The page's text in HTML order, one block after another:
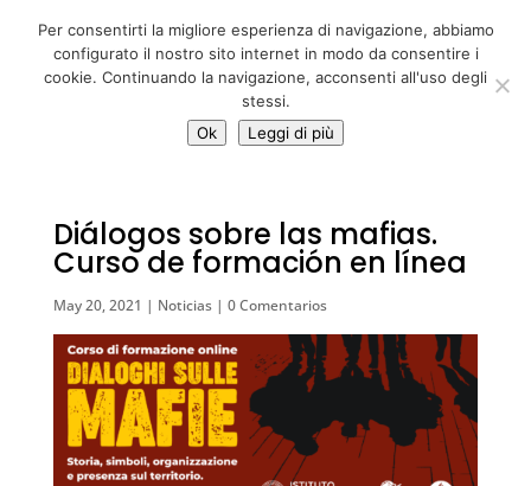
06 39725888
info@adventum.org
Diálogos sobre las mafias.
Curso de formación en línea
May 20, 2021 | Noticias| 0 Comentarios
Per consentirti la migliore esperienza di navigazione, abbiamo
configurato il nostro sito internet in modo da consentire i
cookie. Continuando la navigazione, acconsenti all'uso degli
stessi.
Ok
Leggi di più